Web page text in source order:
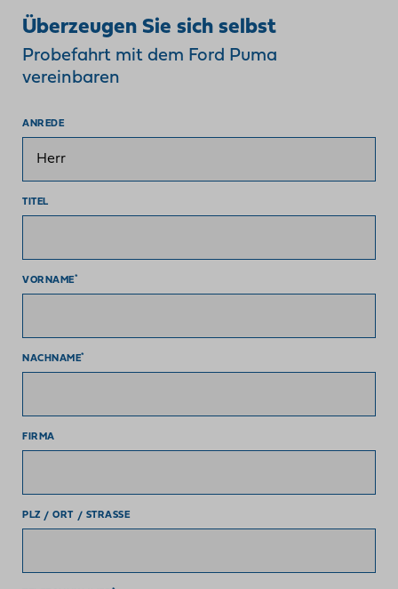
Überzeugen Sie sich selbst
Probefahrt mit dem Ford Puma
vereinbaren
ANREDE
TITEL
VORNAME*
NACHNAME*
FIRMA
PLZ / ORT / STRASSE